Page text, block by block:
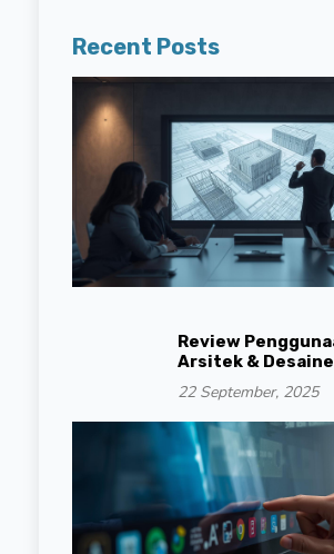
Recent Posts
Review
Arsitek &
22 September, 2025